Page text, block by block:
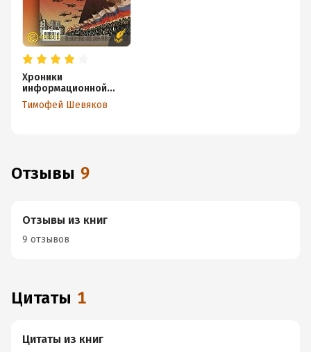
Хроники
информационной
войны
Тимофей Шевяков
Отзывы 9
Отзывы из книг
9 отзывов
Цитаты 1
Цитаты из книг